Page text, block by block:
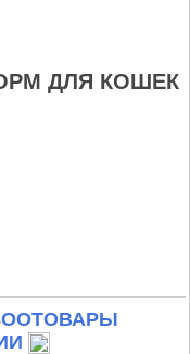
ДЛЯ КОШЕК